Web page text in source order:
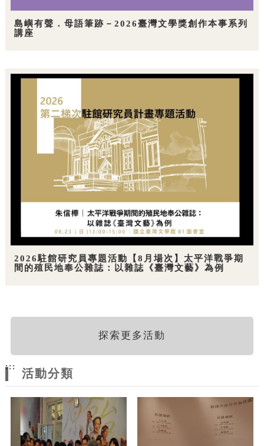
島嶼有聲．母語筆跡－2026臺灣文學獎創作本事系列
講座
2026駐館研究員專題活動【8月場次】太平洋戰爭期
間的殖民地奉公雜誌：以雜誌《臺灣文藝》為例
探索更多活動
:::
活動分類